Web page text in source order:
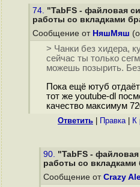
74. "TabFS - файловая
работы со вкладками
Сообщение от НяшМяш
> Чанки без хидера,
сейчас ты только
можешь позырить.
Пока ещё ютуб
тот же youtube-dl
качество максимум
Ответить Правка| К
90. "TabFS -
работы со вкладками
Сообщение от Crazy